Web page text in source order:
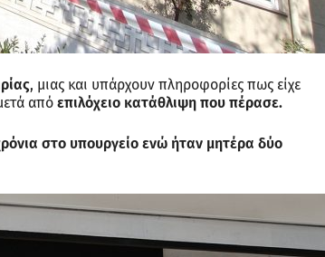
, μιας και υπάρχουν πληροφορίες πως είχε
από επιλόχειο κατάθλιψη που πέρασε.
στο υπουργείο ενώ ήταν μητέρα δύο